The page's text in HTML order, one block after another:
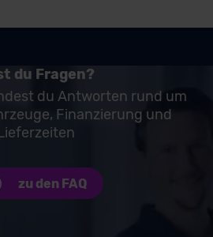
du Fragen?
du Antworten rund um
Finanzierung und
zu den FAQ